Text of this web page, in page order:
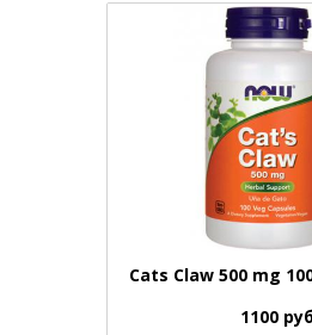
Cats Claw 500 mg
1100